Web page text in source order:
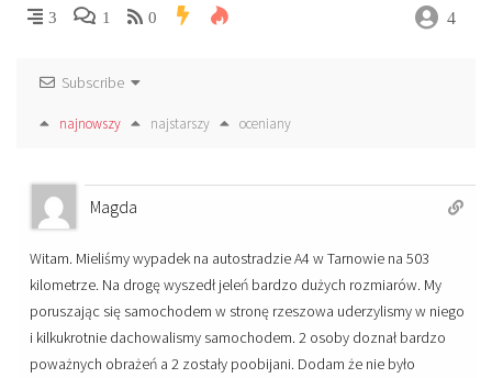
3 1 0 4
Subscribe
najnowszy najstarszy oceniany
Magda
Witam. Mieliśmy wypadek na autostradzie A4 w Tarnowie na 503
kilometrze. Na drogę wyszedł jeleń bardzo dużych rozmiarów. My
poruszając się samochodem w stronę rzeszowa uderzylismy w niego
i kilkukrotnie dachowalismy samochodem. 2 osoby doznał bardzo
poważnych obrażeń a 2 zostały poobijani. Dodam że nie było